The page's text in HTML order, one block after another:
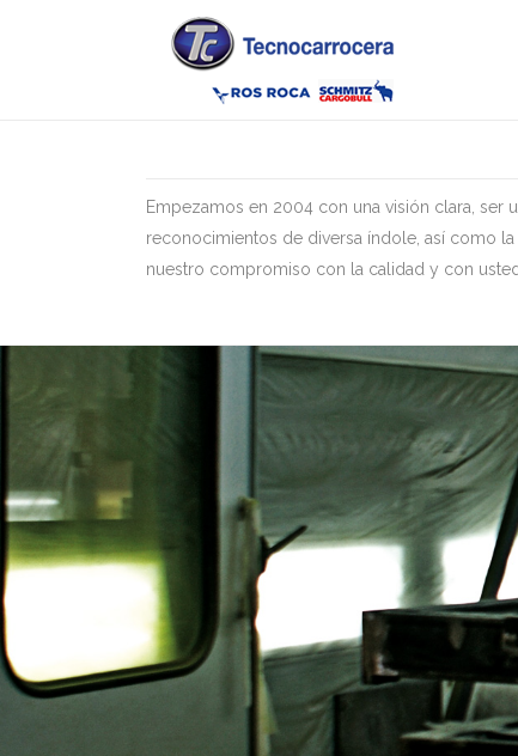
Empezamos en 2004 con una visión clara, ser
reconocimientos de diversa índole, así como
nuestro compromiso con la calidad y con